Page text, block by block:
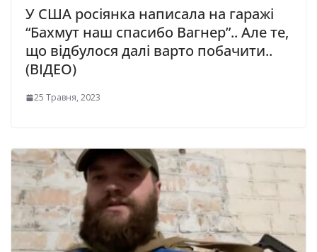
У США росіянка написала на гаражі
“Бахмут наш спасибо Вагнер”.. Але те,
що відбулося далі варто побачити..
(ВІДЕО)
25 Травня, 2023